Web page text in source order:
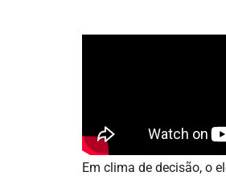
Em clima de decisão, o